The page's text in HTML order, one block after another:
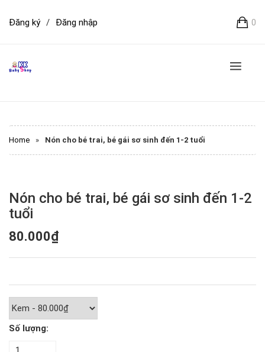
0
Đăng ký / Đăng nhập
Home » Nón cho bé trai, bé gái sơ sinh đến 1-2 tuổi
Nón cho bé trai, bé gái sơ sinh đến 1-2
tuổi
80.000₫
Số lượng: